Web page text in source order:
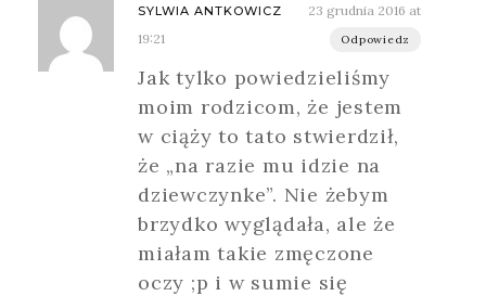
SYLWIA ANTKOWICZ
23 grudnia 2016 at
19:21
Odpowiedz
Jak tylko powiedzieliśmy
moim rodzicom, że jestem
w ciąży to tato stwierdził,
że „na razie mu idzie na
dziewczynke”. Nie żebym
brzydko wyglądała, ale że
miałam takie zmęczone
oczy ;p i w sumie się